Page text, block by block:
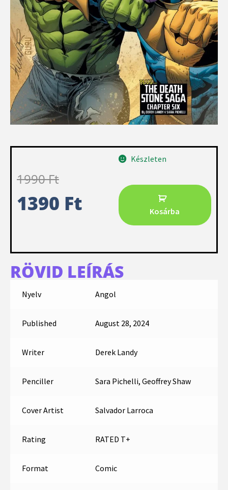
1990Ft
1390 Ft
Készleten
Kosárba
RÖVID LEÍRÁS
Nyelv Angol
Published August 28, 2024
Writer Derek Landy
Penciller Sara Pichelli, Geoffrey Shaw
Cover Artist Salvador Larroca
Rating RATED T+
Format Comic